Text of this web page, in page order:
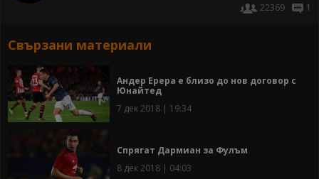
22369
1
Свързани материали
Андер Ерера е близо до нов договор с
Юнайтед
7 дек 2018 | 19:34
Спрягат Дармиан за Фулъм
8 дек 2018 | 04:03